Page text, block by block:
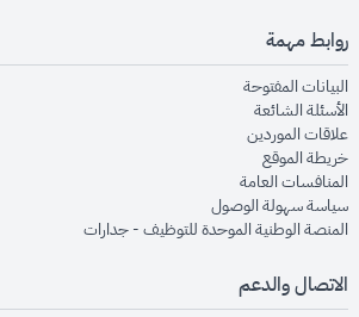
روابط مهمة
البيانات المفتوحةopens in new window
الأسئلة الشائعةopens in new window
علاقات الموردينopens in new window
خريطة الموقعopens in new window
المنافسات العامةopens in new window
سياسة سهولة الوصولopens in new window
المنصة الوطنية الموحدة للتوظيف - جداراتwindow
الاتصال والدعم